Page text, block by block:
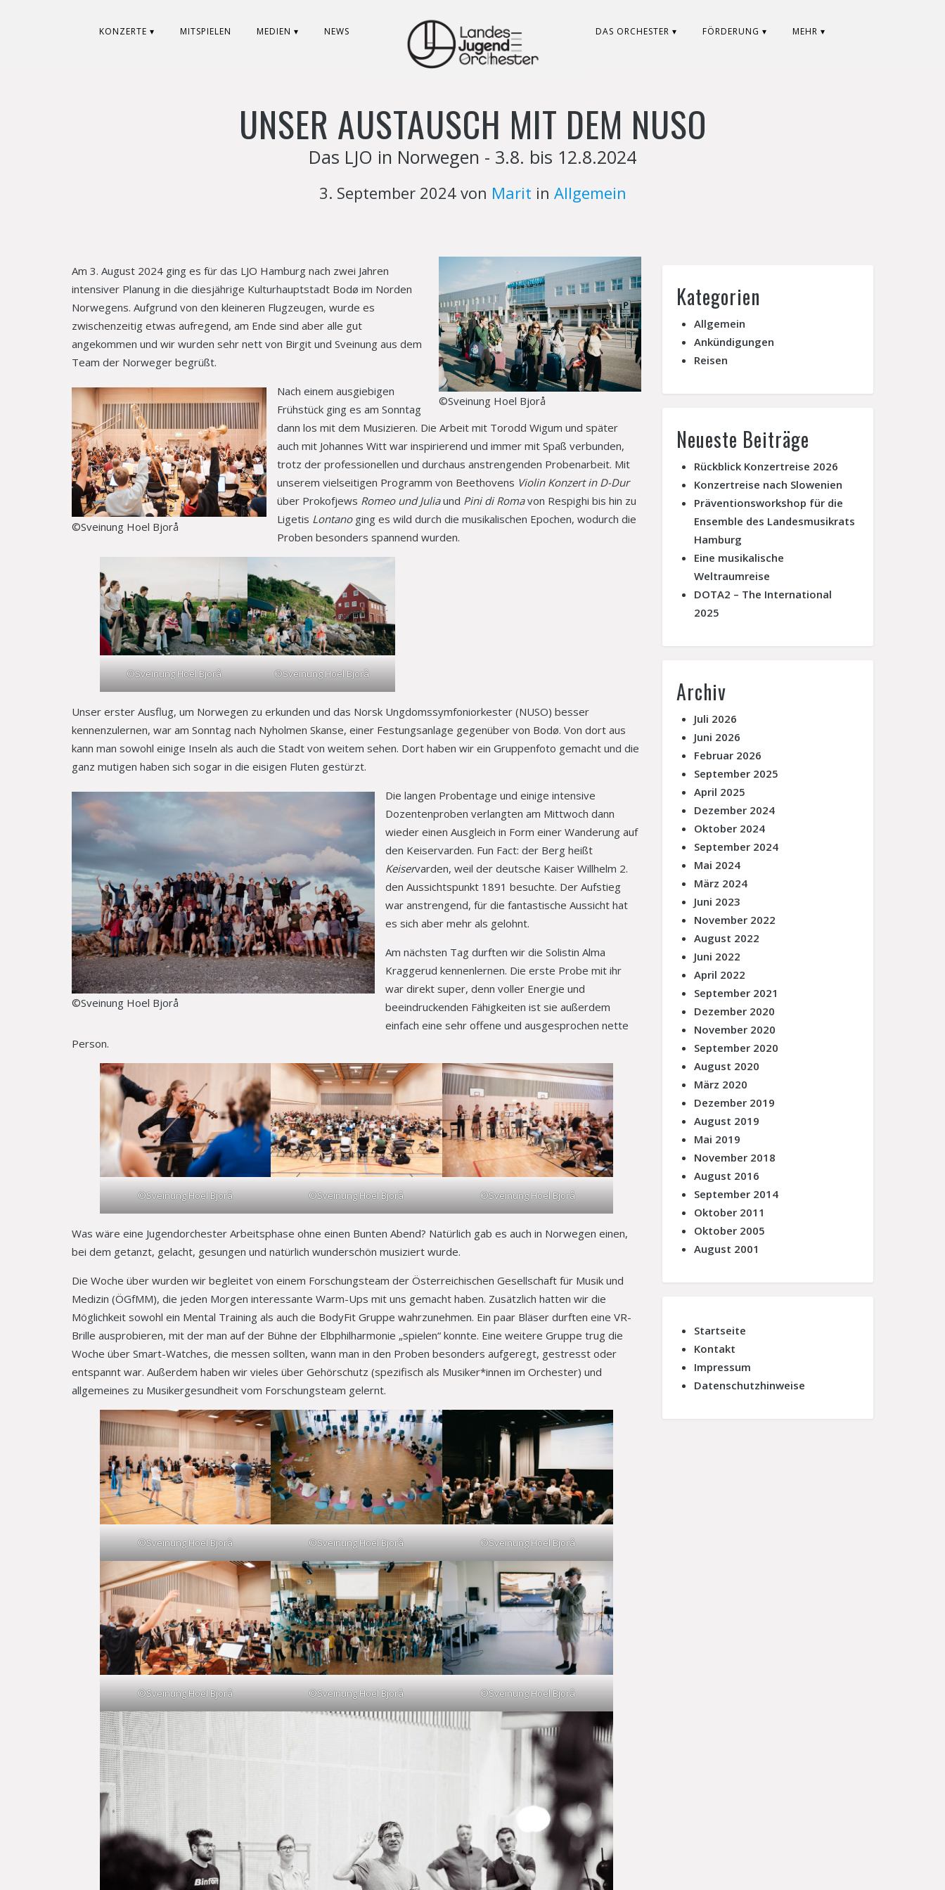
KONZERTE ▾ MITSPIELEN MEDIEN ▾ NEWS DAS ORCHESTER ▾ FÖRDERUNG ▾ MEHR ▾
UNSER AUSTAUSCH MIT DEM NUSO
Das LJO in Norwegen - 3.8. bis 12.8.2024
3. September 2024 von Marit in Allgemein
©Sveinung Hoel Bjorå
Am 3. August 2024 ging es für das LJO Hamburg nach zwei Jahren
intensiver Planung in die diesjährige Kulturhauptstadt Bodø im Norden
Norwegens. Aufgrund von den kleineren Flugzeugen, wurde es
zwischenzeitig etwas aufregend, am Ende sind aber alle gut
angekommen und wir wurden sehr nett von Birgit und Sveinung aus dem
Team der Norweger begrüßt.
©Sveinung Hoel Bjorå
Nach einem ausgiebigen
Frühstück ging es am Sonntag
dann los mit dem Musizieren. Die Arbeit mit Torodd Wigum und später
auch mit Johannes Witt war inspirierend und immer mit Spaß verbunden,
trotz der professionellen und durchaus anstrengenden Probenarbeit. Mit
unserem vielseitigen Programm von Beethovens Violin Konzert in D-Dur
über Prokofjews Romeo und Juliaund Pini di Romavon Respighi bis hin zu
Ligetis Lontanoging es wild durch die musikalischen Epochen, wodurch die
Proben besonders spannend wurden.
©Sveinung Hoel Bjorå ©Sveinung Hoel Bjorå
Unser erster Ausflug, um Norwegen zu erkunden und das Norsk Ungdomssymfoniorkester (NUSO) besser
kennenzulernen, war am Sonntag nach Nyholmen Skanse, einer Festungsanlage gegenüber von Bodø. Von dort aus
kann man sowohl einige Inseln als auch die Stadt von weitem sehen. Dort haben wir ein Gruppenfoto gemacht und die
ganz mutigen haben sich sogar in die eisigen Fluten gestürzt.
©Sveinung Hoel Bjorå
Die langen Probentage und einige intensive
Dozentenproben verlangten am Mittwoch dann
wieder einen Ausgleich in Form einer Wanderung auf
den Keiservarden. Fun Fact: der Berg heißt
Keiservarden, weil der deutsche Kaiser Willhelm 2.
den Aussichtspunkt 1891 besuchte. Der Aufstieg
war anstrengend, für die fantastische Aussicht hat
es sich aber mehr als gelohnt.
Am nächsten Tag durften wir die Solistin Alma
Kraggerud kennenlernen. Die erste Probe mit ihr
war direkt super, denn voller Energie und
beeindruckenden Fähigkeiten ist sie außerdem
einfach eine sehr offene und ausgesprochen nette
Person.
©Sveinung Hoel Bjorå ©Sveinung Hoel Bjorå ©Sveinung Hoel Bjorå
Was wäre eine Jugendorchester Arbeitsphase ohne einen Bunten Abend? Natürlich gab es auch in Norwegen einen,
bei dem getanzt, gelacht, gesungen und natürlich wunderschön musiziert wurde.
Die Woche über wurden wir begleitet von einem Forschungsteam der Österreichischen Gesellschaft für Musik und
Medizin (ÖGfMM), die jeden Morgen interessante Warm-Ups mit uns gemacht haben. Zusätzlich hatten wir die
Möglichkeit sowohl ein Mental Training als auch die BodyFit Gruppe wahrzunehmen. Ein paar Bläser durften eine VR-
Brille ausprobieren, mit der man auf der Bühne der Elbphilharmonie „spielen“ konnte. Eine weitere Gruppe trug die
Woche über Smart-Watches, die messen sollten, wann man in den Proben besonders aufgeregt, gestresst oder
entspannt war. Außerdem haben wir vieles über Gehörschutz (spezifisch als Musiker*innen im Orchester) und
allgemeines zu Musikergesundheit vom Forschungsteam gelernt.
©Sveinung Hoel Bjorå ©Sveinung Hoel Bjorå ©Sveinung Hoel Bjorå
©Sveinung Hoel Bjorå ©Sveinung Hoel Bjorå ©Sveinung Hoel Bjorå
Kategorien
Allgemein
Ankündigungen
Reisen
Neueste Beiträge
Rückblick Konzertreise 2026
Konzertreise nach Slowenien
Präventionsworkshop für die
Ensemble des Landesmusikrats
Hamburg
Eine musikalische
Weltraumreise
DOTA2 – The International
2025
Archiv
Juli 2026
Juni 2026
Februar 2026
September 2025
April 2025
Dezember 2024
Oktober 2024
September 2024
Mai 2024
März 2024
Juni 2023
November 2022
August 2022
Juni 2022
April 2022
September 2021
Dezember 2020
November 2020
September 2020
August 2020
März 2020
Dezember 2019
August 2019
Mai 2019
November 2018
August 2016
September 2014
Oktober 2011
Oktober 2005
August 2001
Startseite
Kontakt
Impressum
Datenschutzhinweise